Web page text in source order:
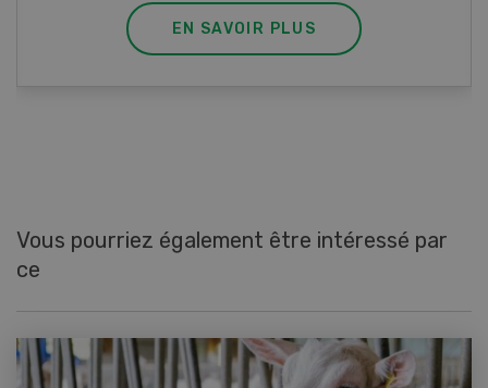
EN SAVOIR PLUS
Vous pourriez également être intéressé par
ce